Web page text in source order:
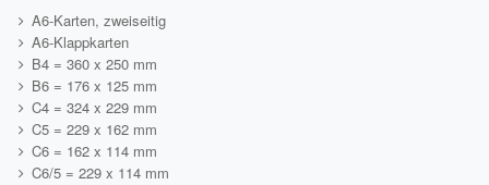
A6-Karten, zweiseitig
A6-Klappkarten
B4 = 360 x 250 mm
B6 = 176 x 125 mm
C4 = 324 x 229 mm
C5 = 229 x 162 mm
C6 = 162 x 114 mm
C6/5 = 229 x 114 mm